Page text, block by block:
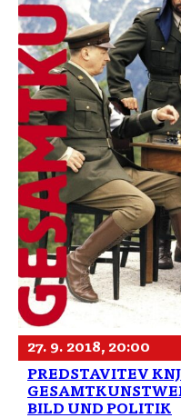
27. 9. 2018, 20:00
PREDSTAVITEV
BILD UND POLITIK